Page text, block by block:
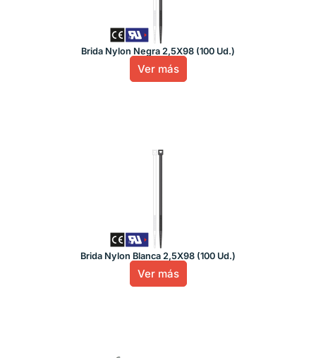
Brida Nylon Negra 2,5X98 (100 Ud.)
Ver más
Brida Nylon Blanca 2,5X98 (100 Ud.)
Ver más